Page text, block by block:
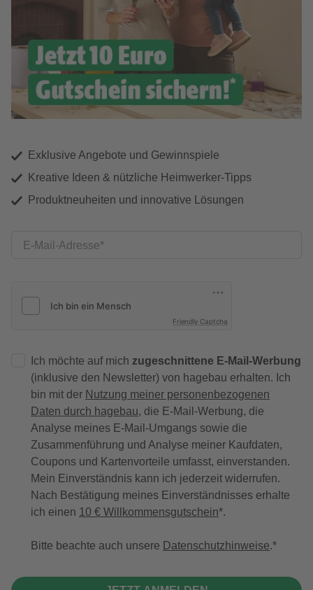
Exklusive Angebote und Gewinnspiele
Kreative Ideen & nützliche Heimwerker-Tipps
Produktneuheiten und innovative Lösungen
E-Mail-Adresse
Friendly Captcha
Ich möchte auf mich zugeschnittene E-Mail-Werbung
(inklusive den Newsletter) von hagebau erhalten. Ich
bin mit der Nutzung meiner personenbezogenen
Daten durch hagebau, die E-Mail-Werbung, die
Analyse meines E-Mail-Umgangs sowie die
Zusammenführung und Analyse meiner Kaufdaten,
Coupons und Kartenvorteile umfasst, einverstanden.
Mein Einverständnis kann ich jederzeit widerrufen.
Nach Bestätigung meines Einverständnisses erhalte
ich einen 10 € Willkommensgutschein*.
Bitte beachte auch unsere Datenschutzhinweise.